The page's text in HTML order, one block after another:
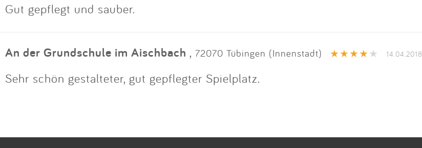
Gut gepflegt und sauber.
An der Grundschule im Aischbach , 72070 Tübingen (Innenstadt) 14.04.2018
Sehr schön gestalteter, gut gepflegter Spielplatz.